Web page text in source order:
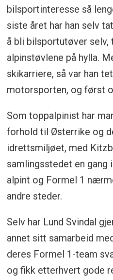
bilsportinteresse så
siste året har han selv
å bli bilsportutøver selv,
alpinstøvlene på hylla.
skikarriere, så var han
motorsporten, og først
Som toppalpinist har
forhold til Østerrike og
idrettsmiljøet, med
samlingsstedet en gang
alpint og Formel 1
andre steder.
Selv har Lund Svindal
annet sitt samarbeid
deres Formel 1-team
og fikk etterhvert gode